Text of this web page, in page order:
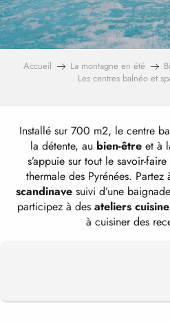
Accueil La montagne en été
Les centres balnéo et
Installé sur 700 m2, le centre
la détente, au bien-êtreet à
s’appuie sur tout le savoir-
thermale des Pyrénées.
scandinave suivi d’une
participez à des ateliers cuisine
à cuisiner des